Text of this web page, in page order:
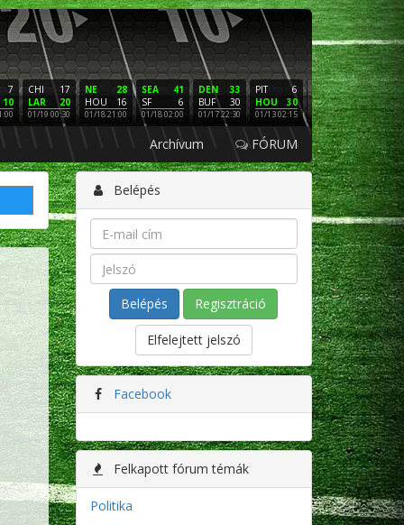
7
10
17
CHI
20
LAR
01/19 00:30
28
NE
16
HOU
01/18 21:00
41
SEA
6
SF
01/18 02:00
33
DEN
30
BUF
01/17 22:30
6
PIT
30
HOU
01/13 02:15
16
NE
3
LAC
01/12 02:00
PHI
SF
01/11
Archívum FÓRUM
Belépés
Regisztráció
Elfelejtett jelszó
Facebook
Felkapott fórum témák
Politika